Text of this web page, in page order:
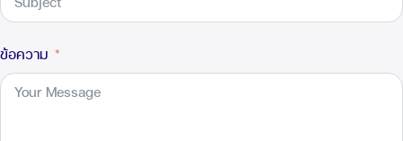
ข้อความ